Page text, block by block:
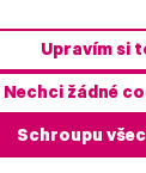
Upravím si
Nechci žádné
Schroupu
knihovna v